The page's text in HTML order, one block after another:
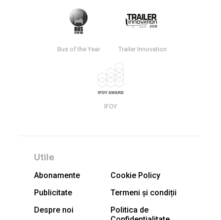
Bus of the Year Trailer Innovation
IFOY
Utile
Abonamente
Cookie Policy
Publicitate
Termeni și condiții
Despre noi
Politica de